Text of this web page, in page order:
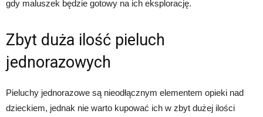
gdy maluszek będzie gotowy na ich eksplorację.
Zbyt duża ilość pieluch
jednorazowych
Pieluchy jednorazowe są nieodłącznym elementem opieki nad
dzieckiem, jednak nie warto kupować ich w zbyt dużej ilości